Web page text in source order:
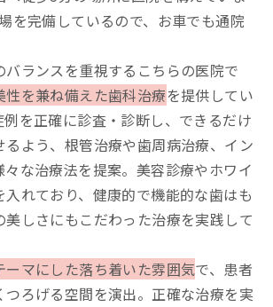
を完備しているので、お車でも通院
バランスを重視するこちらの医院で
性を兼ね備えた歯科治療を提供してい
例を正確に診査・診断し、できるだけ
るよう、根管治療や歯周病治療、イン
々な治療法を提案。美容診療やホワイ
入れており、健康的で機能的な歯はも
美しさにもこだわった治療を実践して
ーマにした落ち着いた雰囲気で、患者
ろげる空間を演出。正確な治療を実